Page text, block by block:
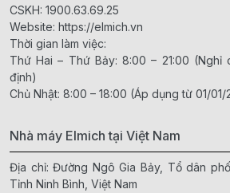
CSKH: 1900.63.69.25
Website: https://elmich.vn
Thời gian làm việc:
Thứ Hai – Thứ Bảy: 8:00 – 21:00
định)
Chủ Nhật: 8:00 – 18:00 (Áp dụng từ 01/01/
Nhà máy Elmich tại Việt Nam
Địa chỉ: Đường Ngô Gia Bảy, Tổ dân
Tỉnh Ninh Bình, Việt Nam